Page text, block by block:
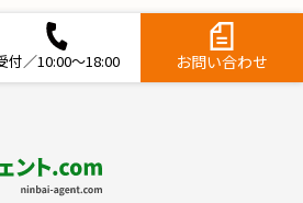
付／10:00～18:00 お問い合わせ